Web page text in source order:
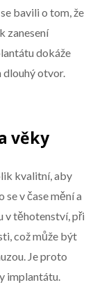
bavili o tom, že
zanesení
dokáže
dlouhý otvor.
věky
kvalitní, aby
se v čase mění a
v těhotenství, při
což může být
Je proto
implantátu.